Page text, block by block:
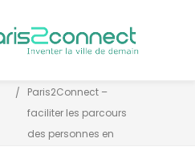
You are here:
Paris2Connect –
faciliter les parcours
des personnes en